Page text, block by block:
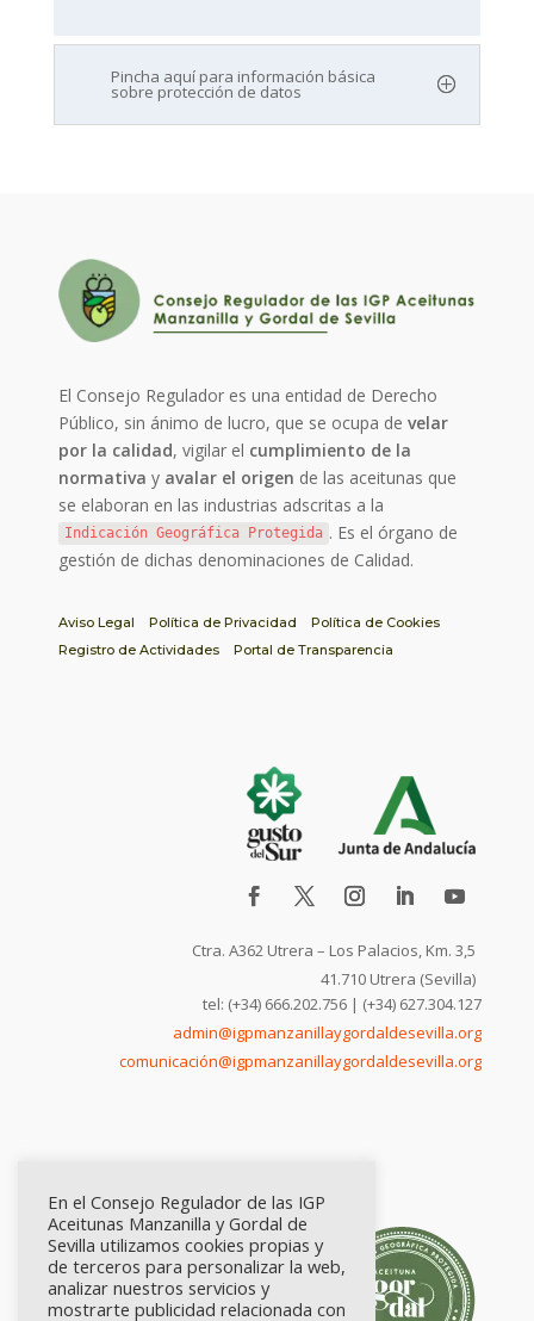
Pincha aquí para información básica
sobre protección de datos
El Consejo Regulador es una entidad de Derecho
Público, sin ánimo de lucro, que se ocupa develar
por la calidad, vigilar el cumplimiento de la
normativa y avalar el origen de las aceitunas que
se elaboran en las industrias adscritas a la
Indicación Geográfica Protegida . Es el órgano de
gestión de dichas denominaciones de Calidad.
Aviso Legal Política de Privacidad
Política de Cookies
Registro de Actividades
Portal de Transparencia
Ctra. A362 Utrera – Los Palacios, Km. 3,5
41.710 Utrera (Sevilla)
tel: (+34) 666.202.756 | (+34) 627.304.127
admin@igpmanzanillaygordaldesevilla.org
comunicación@igpmanzanillaygordaldesevilla.org
En el Consejo Regulador de las IGP
Aceitunas Manzanilla y Gordal de
Sevilla utilizamos cookies propias y
de terceros para personalizar la web,
analizar nuestros servicios y
mostrarte publicidad relacionada con